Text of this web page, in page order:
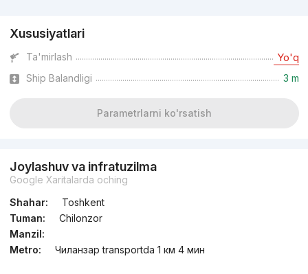
Xususiyatlari
Ta'mirlash Yo'q
Ship Balandligi 3 m
Parametrlarni ko'rsatish
Joylashuv va infratuzilma
Google Xaritalarda oching
Shahar:
Toshkent
Tuman:
Chilonzor
Manzil:
Metro:
Чиланзар transportda 1 км 4 мин